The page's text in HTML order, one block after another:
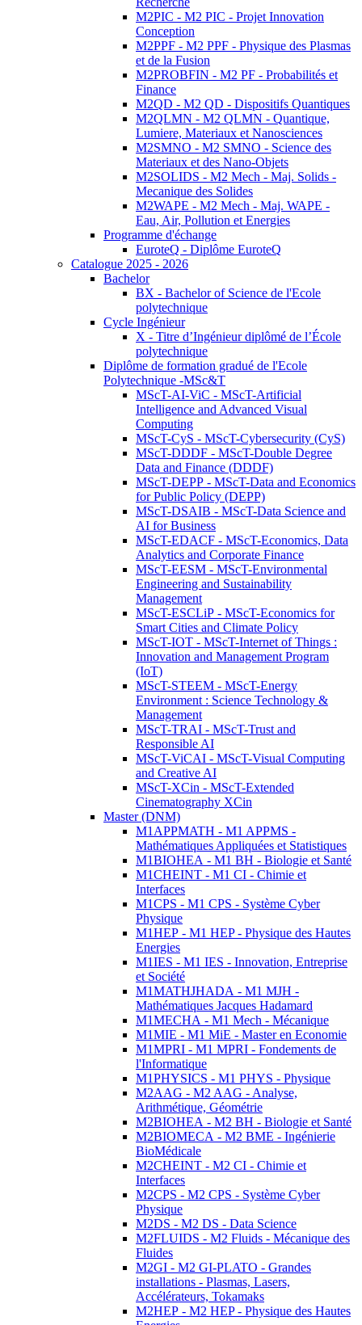
M2PIC - M2 PIC - Projet Innovation
Conception
M2PPF - M2 PPF - Physique des Plasmas
et de la Fusion
M2PROBFIN - M2 PF - Probabilités et
Finance
M2QD - M2 QD - Dispositifs Quantiques
M2QLMN - M2 QLMN - Quantique,
Lumiere, Materiaux et Nanosciences
M2SMNO - M2 SMNO - Science des
Materiaux et des Nano-Objets
M2SOLIDS - M2 Mech - Maj. Solids -
Mecanique des Solides
M2WAPE - M2 Mech - Maj. WAPE -
Eau, Air, Pollution et Energies
Programme d'échange
EuroteQ - Diplôme EuroteQ
Catalogue 2025 - 2026
Bachelor
BX - Bachelor of Science de l'Ecole
polytechnique
Cycle Ingénieur
X - Titre d’Ingénieur diplômé de l’École
polytechnique
Diplôme de formation gradué de l'Ecole
Polytechnique -MSc&T
MScT-AI-ViC - MScT-Artificial
Intelligence and Advanced Visual
Computing
MScT-CyS - MScT-Cybersecurity (CyS)
MScT-DDDF - MScT-Double Degree
Data and Finance (DDDF)
MScT-DEPP - MScT-Data and Economics
for Public Policy (DEPP)
MScT-DSAIB - MScT-Data Science and
AI for Business
MScT-EDACF - MScT-Economics, Data
Analytics and Corporate Finance
MScT-EESM - MScT-Environmental
Engineering and Sustainability
Management
MScT-ESCLiP - MScT-Economics for
Smart Cities and Climate Policy
MScT-IOT - MScT-Internet of Things :
Innovation and Management Program
(IoT)
MScT-STEEM - MScT-Energy
Environment : Science Technology &
Management
MScT-TRAI - MScT-Trust and
Responsible AI
MScT-ViCAI - MScT-Visual Computing
and Creative AI
MScT-XCin - MScT-Extended
Cinematography XCin
Master (DNM)
M1APPMATH - M1 APPMS -
Mathématiques Appliquées et Statistiques
M1BIOHEA - M1 BH - Biologie et Santé
M1CHEINT - M1 CI - Chimie et
Interfaces
M1CPS - M1 CPS - Système Cyber
Physique
M1HEP - M1 HEP - Physique des Hautes
Energies
M1IES - M1 IES - Innovation, Entreprise
et Société
M1MATHJHADA - M1 MJH -
Mathématiques Jacques Hadamard
M1MECHA - M1 Mech - Mécanique
M1MIE - M1 MiE - Master en Economie
M1MPRI - M1 MPRI - Fondements de
l'Informatique
M1PHYSICS - M1 PHYS - Physique
M2AAG - M2 AAG - Analyse,
Arithmétique, Géométrie
M2BIOHEA - M2 BH - Biologie et Santé
M2BIOMECA - M2 BME - Ingénierie
BioMédicale
M2CHEINT - M2 CI - Chimie et
Interfaces
M2CPS - M2 CPS - Système Cyber
Physique
M2DS - M2 DS - Data Science
M2FLUIDS - M2 Fluids - Mécanique des
Fluides
M2GI - M2 GI-PLATO - Grandes
installations - Plasmas, Lasers,
Accélérateurs, Tokamaks
M2HEP - M2 HEP - Physique des Hautes